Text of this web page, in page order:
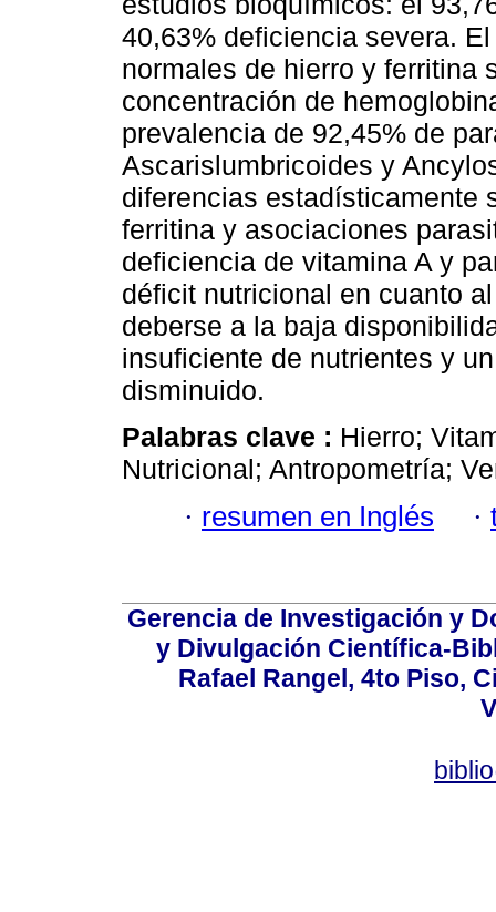
40,63% deficiencia severa.
normales de hierro y ferritina
concentración de
prevalencia de 92,45% de
Ascarislumbricoides y
diferencias estadísticamente
ferritina y asociaciones
deficiencia de vitamina A y
déficit nutricional en cuanto
deberse a la baja
insuficiente de nutrientes y
disminuido.
Palabras clave : Hierro;
Nutricional; Antropometría;
· resumen en Inglés ·
Gerencia de Investigación y
y Divulgación Científica-
Rafael Rangel, 4to Piso,